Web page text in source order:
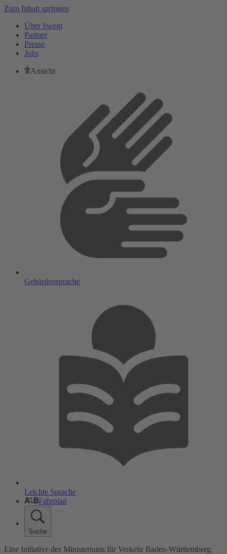
Zum Inhalt springen
Über bwegt
Partner
Presse
Jobs
Ansicht
Gebärdensprache
Leichte Sprache
Fahrplan
Suche
Eine Initiative des Ministeriums für Verkehr Baden-Württemberg: